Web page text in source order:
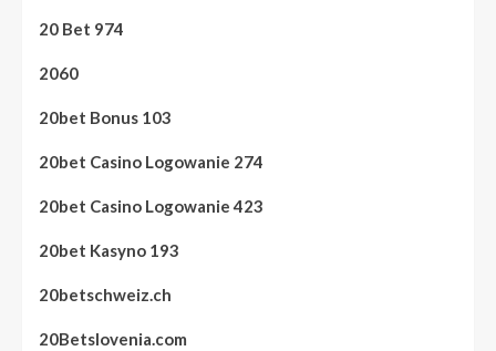
20 Bet 974
2060
20bet Bonus 103
20bet Casino Logowanie 274
20bet Casino Logowanie 423
20bet Kasyno 193
20betschweiz.ch
20Betslovenia.com